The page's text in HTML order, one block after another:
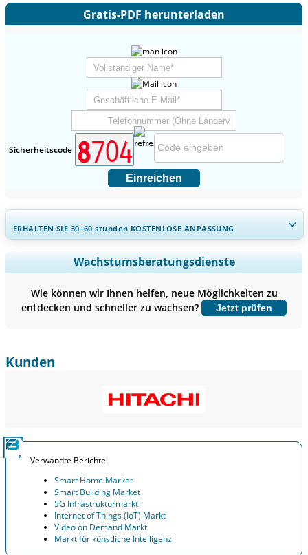
Gratis-PDF herunterladen
Sicherheitscode
Einreichen
ERHALTEN SIE 30–60stunden KOSTENLOSE ANPASSUNG
Regionale und länderspezifische Abdeckung erweitern,
Segmentanalyse, Unternehmensprofile, Wettbewerbs-
Jetzt anpassen
Wachstumsberatungsdienste
Wie können wir Ihnen helfen, neue Möglichkeiten zu
entdecken und schneller zu wachsen?
Jetzt prüfen
Kunden
Verwandte Berichte
Smart Home Market
Smart Building Market
5G Infrastrukturmarkt
Internet of Things (IoT) Markt
Video on Demand Markt
Markt für künstliche Intelligenz